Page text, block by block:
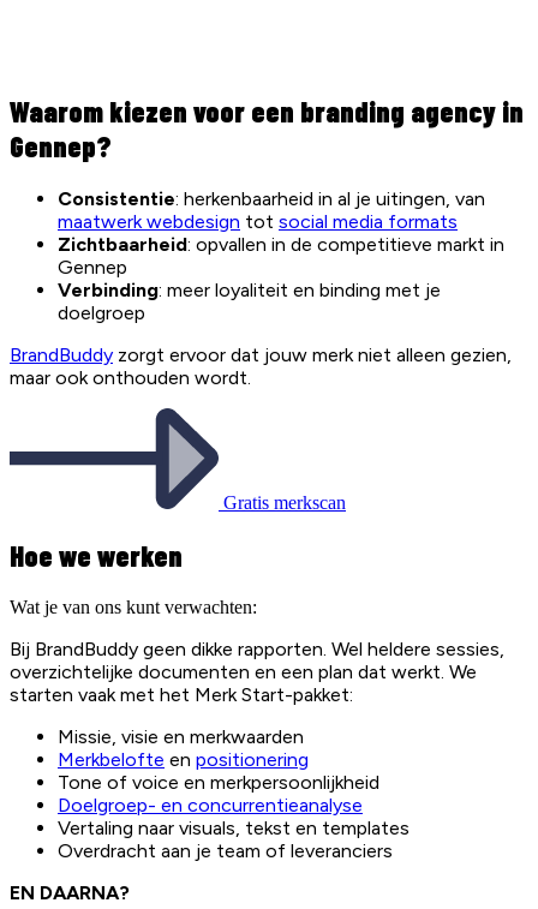
Waarom kiezen voor een branding agency in
Gennep?
Consistentie: herkenbaarheid in al je uitingen, van
maatwerk webdesign tot social media formats
Zichtbaarheid: opvallen in de competitieve markt in
Gennep
Verbinding: meer loyaliteit en binding met je
doelgroep
BrandBuddy zorgt ervoor dat jouw merk niet alleen gezien,
maar ook onthouden wordt.
Gratis merkscan
Hoe we werken
Wat je van ons kunt verwachten:
Bij BrandBuddy geen dikke rapporten. Wel heldere sessies,
overzichtelijke documenten en een plan dat werkt. We
starten vaak met het Merk Start-pakket:
Missie, visie en merkwaarden
Merkbelofte en positionering
Tone of voice en merkpersoonlijkheid
Doelgroep- en concurrentieanalyse
Vertaling naar visuals, tekst en templates
Overdracht aan je team of leveranciers
EN DAARNA?